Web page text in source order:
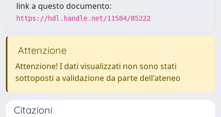
link a questo documento:
https://hdl.handle.net/11584/85222
Attenzione
Attenzione! I dati visualizzati non sono stati
sottoposti a validazione da parte dell'ateneo
Citazioni